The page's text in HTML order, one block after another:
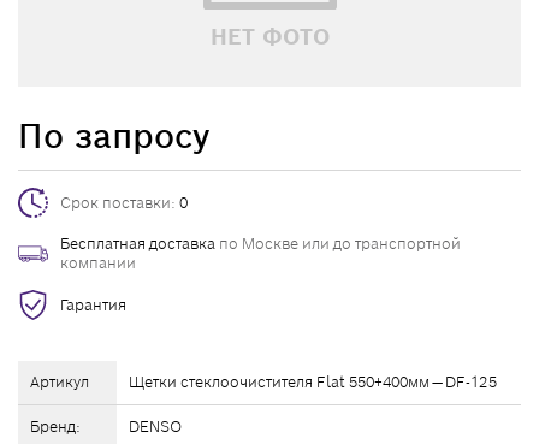
НЕТ ФОТО
Артикул Щетки стеклоочистителя Flat 550+400мм — DF-125
Бренд: DENSO
По запросу
Срок поставки: 0
Бесплатная доставка по Москве или до транспортной
компании
Гарантия